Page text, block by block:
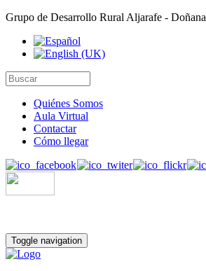
Grupo de Desarrollo Rural Aljarafe - Doñana
Quiénes Somos
Aula Virtual
Contactar
Cómo llegar
Toggle navigation